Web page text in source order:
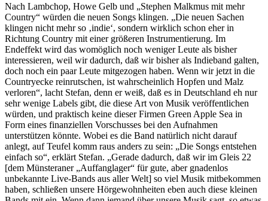
Nach Lambchop, Howe Gelb und „Stephen Malkmus mit mehr
Country“ würden die neuen Songs klingen. „Die neuen Sachen
klingen nicht mehr so ‚indie‘, sondern wirklich schon eher in
Richtung Country mit einer größeren Instrumentierung. Im
Endeffekt wird das womöglich noch weniger Leute als bisher
interessieren, weil wir dadurch, daß wir bisher als Indieband galten,
doch noch ein paar Leute mitgezogen haben. Wenn wir jetzt in die
Countryecke reinrutschen, ist wahrscheinlich Hopfen und Malz
verloren“, lacht Stefan, denn er weiß, daß es in Deutschland eh nur
sehr wenige Labels gibt, die diese Art von Musik veröffentlichen
würden, und praktisch keine dieser Firmen Green Apple Sea in
Form eines finanziellen Vorschusses bei den Aufnahmen
unterstützen könnte. Wobei es die Band natürlich nicht darauf
anlegt, auf Teufel komm raus anders zu sein: „Die Songs entstehen
einfach so“, erklärt Stefan. „Gerade dadurch, daß wir im Gleis 22
[dem Münsteraner „Auffanglager“ für gute, aber gnadenlos
unbekannte Live-Bands aus aller Welt] so viel Musik mitbekommen
haben, schließen unsere Hörgewohnheiten eben auch diese kleinen